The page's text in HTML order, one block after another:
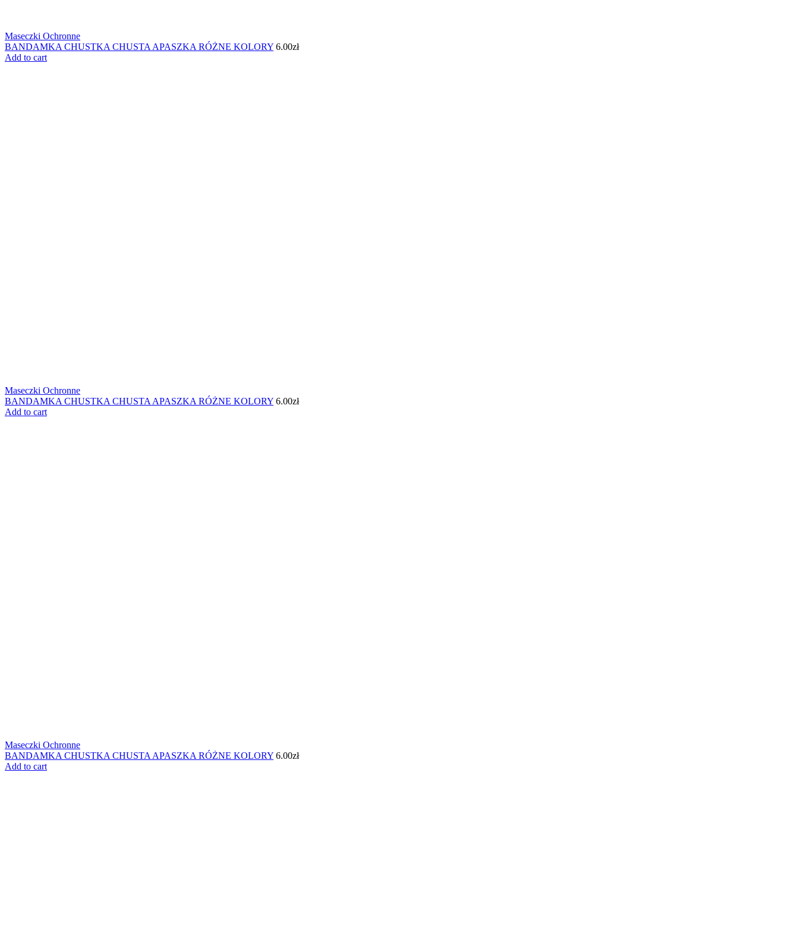
Maseczki Ochronne
BANDAMKA CHUSTKA CHUSTA APASZKA RÓŻNE KOLORY 6.00zł
Add to cart
Maseczki Ochronne
BANDAMKA CHUSTKA CHUSTA APASZKA RÓŻNE KOLORY 6.00zł
Add to cart
Maseczki Ochronne
BANDAMKA CHUSTKA CHUSTA APASZKA RÓŻNE KOLORY 6.00zł
Add to cart